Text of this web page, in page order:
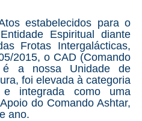
estabelecidos para o
Espiritual diante
Frotas Intergalácticas,
2015, o CAD (Comando
é a nossa Unidade de
foi elevada à categoria
integrada como uma
do Comando Ashtar,
ano.